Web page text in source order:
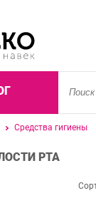
Средства гигиены
РТА